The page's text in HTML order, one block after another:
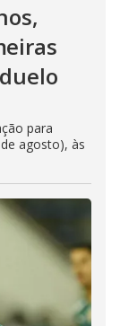
para
agosto), às